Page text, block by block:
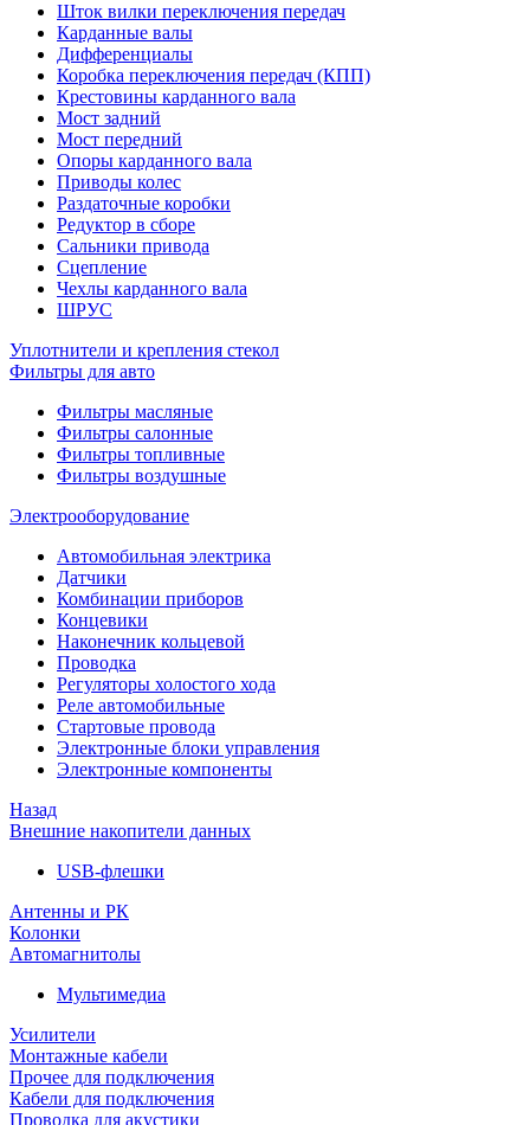
Шток вилки переключения передач
Карданные валы
Дифференциалы
Коробка переключения передач (КПП)
Крестовины карданного вала
Мост задний
Мост передний
Опоры карданного вала
Приводы колес
Раздаточные коробки
Редуктор в сборе
Сальники привода
Сцепление
Чехлы карданного вала
ШРУС
Уплотнители и крепления стекол
Фильтры для авто
Фильтры масляные
Фильтры салонные
Фильтры топливные
Фильтры воздушные
Электрооборудование
Автомобильная электрика
Датчики
Комбинации приборов
Концевики
Наконечник кольцевой
Проводка
Регуляторы холостого хода
Реле автомобильные
Стартовые провода
Электронные блоки управления
Электронные компоненты
Назад
Внешние накопители данных
USB-флешки
Антенны и РК
Колонки
Автомагнитолы
Мультимедиа
Усилители
Монтажные кабели
Прочее для подключения
Кабели для подключения
Проводка для акустики